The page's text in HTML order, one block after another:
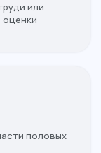
или
оценки
половых